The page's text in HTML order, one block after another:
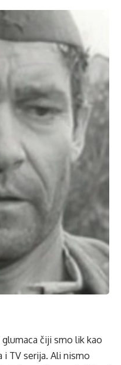
čiji smo lik kao
i TV serija. Ali nismo